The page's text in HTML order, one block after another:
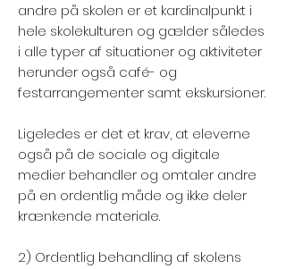
andre på skolen er et kardinalpunkt i
hele skolekulturen og gælder således
i alle typer af situationer og aktiviteter
herunder også café- og
festarrangementer samt ekskursioner.
Ligeledes er det et krav, at eleverne
også på de sociale og digitale
medier behandler og omtaler andre
på en ordentlig måde og ikke deler
krænkende materiale.
2) Ordentlig behandling af skolens